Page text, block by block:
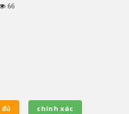
66
đủ chính xác